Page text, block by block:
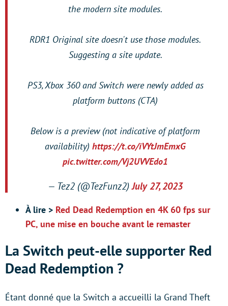
the modern site modules.
RDR1 Original site doesn't use those modules.
Suggesting a site update.
PS3, Xbox 360 and Switch were newly added as
platform buttons (CTA)
Below is a preview (not indicative of platform
availability) https://t.co/iVYtJmEmxG
pic.twitter.com/Vj2UVVEdo1
— Tez2 (@TezFunz2)July 27, 2023
À lire > Red Dead Redemption en 4K 60 fps sur
PC, une mise en bouche avant le remaster
La Switch peut-elle supporter Red
Dead Redemption ?
Étant donné que la Switch a accueilli la Grand Theft